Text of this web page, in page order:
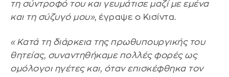
τη σύντροφό του και γευμάτισε μαζί με εμένα
και τη σύζυγό μου», έγραψε ο Κισίντα.
«Κατά τη διάρκεια της πρωθυπουργικής του
θητείας, συναντηθήκαμε πολλές φορές ως
ομόλογοι ηγέτες και, όταν επισκέφθηκα τον